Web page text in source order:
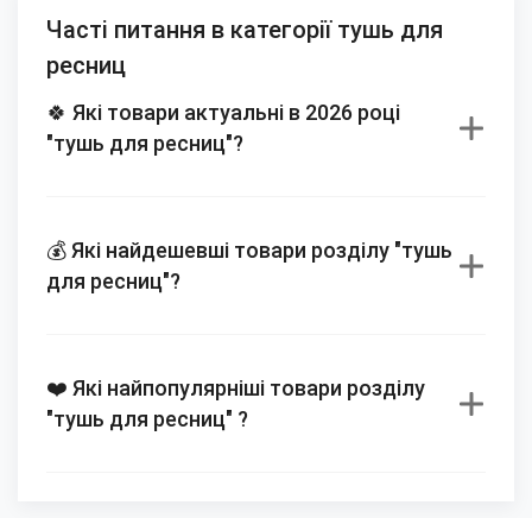
Часті питання в категорії тушь для
ресниц
🍀 Які товари актуальні в 2026 році
"тушь для ресниц"?
💰 Які найдешевші товари розділу "тушь
для ресниц"?
❤️ Які найпопулярніші товари розділу
"тушь для ресниц" ?